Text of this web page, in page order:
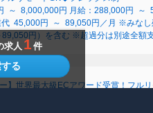
求人 1 件
る
～ 8,000,000円 月給：288,000円 ～
45,000円 ～ 89,050円／月 ※みなし
円）を含む ※超過分は別途全額
ク
ー】世界最大級ECアワード受賞！フ